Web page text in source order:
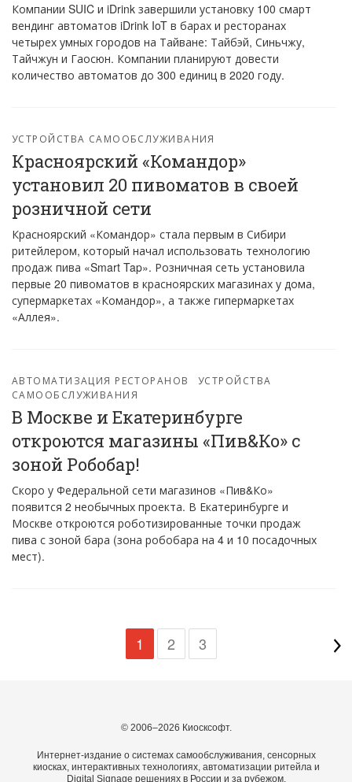
Компании SUIC и iDrink завершили установку 100 смарт
вендинг автоматов iDrink IoT в барах и ресторанах
четырех умных городов на Тайване: Тайбэй, Синьчжу,
Тайчжун и Гаосюн. Компании планируют довести
количество автоматов до 300 единиц в 2020 году.
УСТРОЙСТВА САМООБСЛУЖИВАНИЯ
Красноярский «Командор»
установил 20 пивоматов в своей
розничной сети
Красноярский «Командор» стала первым в Сибири
ритейлером, который начал использовать технологию
продаж пива «Smart Tap». Розничная сеть установила
первые 20 пивоматов в красноярских магазинах у дома,
супермаркетах «Командор», а также гипермаркетах
«Аллея».
АВТОМАТИЗАЦИЯ РЕСТОРАНОВ
УСТРОЙСТВА
САМООБСЛУЖИВАНИЯ
В Москве и Екатеринбурге
откроются магазины «Пив&Ко» с
зоной Робобар!
Скоро у Федеральной сети магазинов «Пив&Ко»
появится 2 необычных проекта. В Екатеринбурге и
Москве откроются роботизированные точки продаж
пива с зоной бара (зона робобара на 4 и 10 посадочных
мест).
1 2 3
© 2006–2026 Киосксофт.
Интернет-издание о системах самообслуживания, сенсорных
киосках, интерактивных технологиях, автоматизации ритейла и
Digital Signage решениях в России и за рубежом.